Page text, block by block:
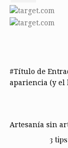
#Título de
apariencia (y el
Artesanía sin
3